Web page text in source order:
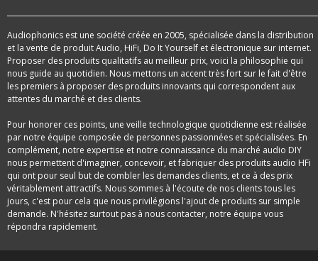
Audiophonics est une société créée en 2005, spécialisée dans la distribution
et la vente de produit Audio, HiFi, Do It Yourself et électronique sur internet.
Proposer des produits qualitatifs au meilleur prix, voici la philosophie qui
nous guide au quotidien. Nous mettons un accent très fort sur le fait d'être
les premiers à proposer des produits innovants qui correspondent aux
attentes du marché et des clients.
Pour honorer ces points, une veille technologique quotidienne est réalisée
par notre équipe composée de personnes passionnées et spécialisées. En
complément, notre expertise et notre connaissance du marché audio DIY
nous permettent d'imaginer, concevoir, et fabriquer des produits audio HFi
qui ont pour seul but de combler les demandes clients, et ce à des prix
véritablement attractifs. Nous sommes à l'écoute de nos clients tous les
jours, c'est pour cela que nous privilégions l'ajout de produits sur simple
demande. N'hésitez surtout pas à nous contacter, notre équipe vous
répondra rapidement.